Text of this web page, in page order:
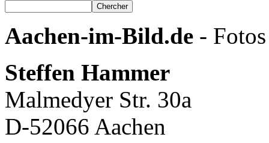
Aachen-im-Bild.de -
Steffen Hammer
Malmedyer Str. 30a
D-52066 Aachen